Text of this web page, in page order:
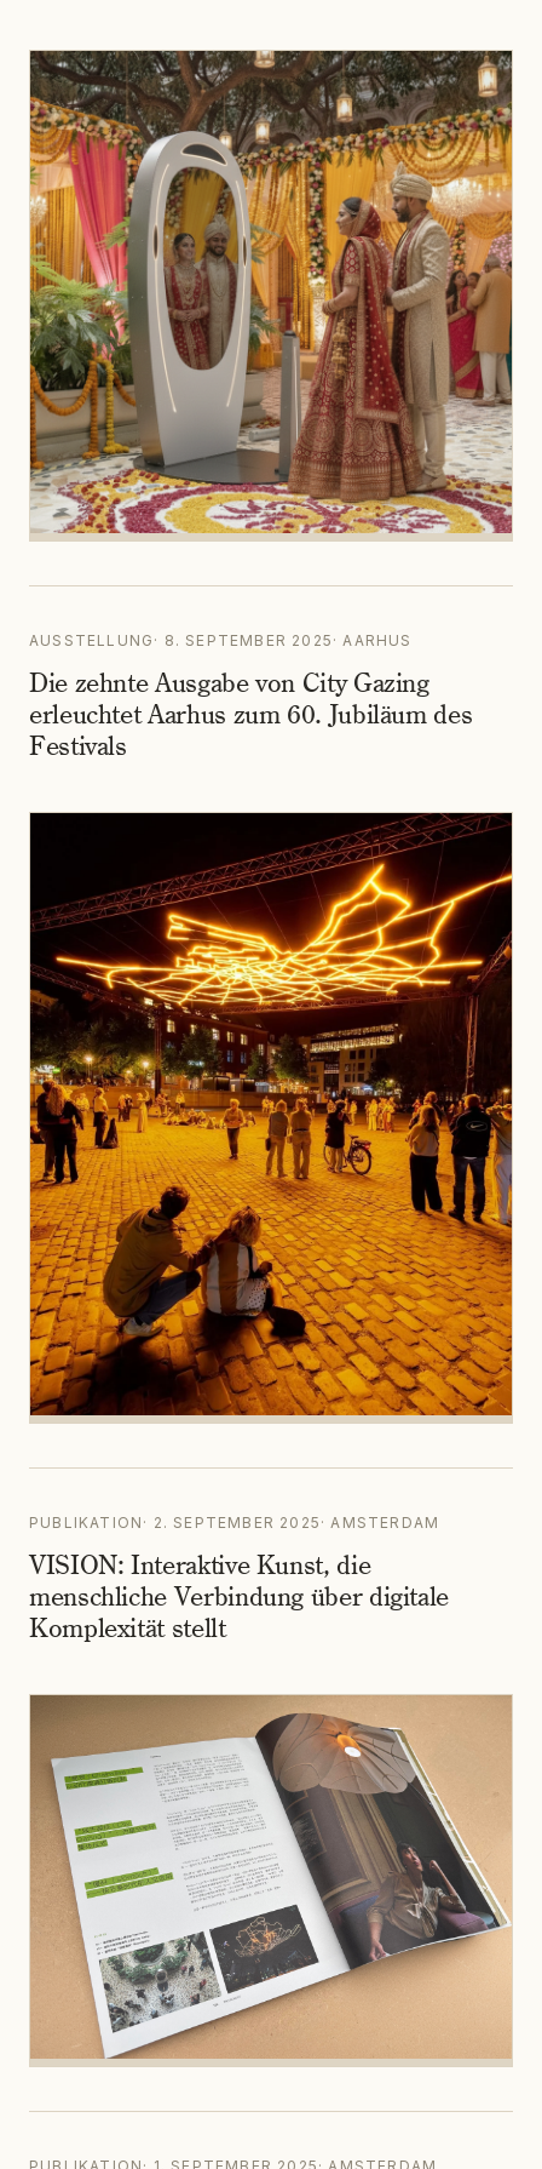
AUSSTELLUNG · 8. SEPTEMBER 2025 · AARHUS
Die zehnte Ausgabe von City Gazing
erleuchtet Aarhus zum 60. Jubiläum des
Festivals
PUBLIKATION · 2. SEPTEMBER 2025 ·AMSTERDAM
VISION: Interaktive Kunst, die
menschliche Verbindung über digitale
Komplexität stellt